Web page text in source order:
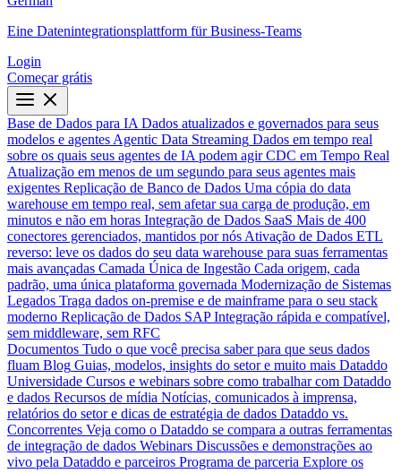
Eine Datenintegrationsplattform für Business-Teams
Login
Começar grátis
Base de Dados para IA Dados atualizados e governados para seus
modelos e agentes Agentic Data Streaming Dados em tempo real
sobre os quais seus agentes de IA podem agir CDC em Tempo Real
Atualização em menos de um segundo para seus agentes mais
exigentes Replicação de Banco de Dados Uma cópia do data
warehouse em tempo real, sem afetar sua carga de produção, em
minutos e não em horas Integração de Dados SaaS Mais de 400
conectores gerenciados, mantidos por nós Ativação de Dados ETL
reverso: leve os dados do seu data warehouse para suas ferramentas
mais avançadas Camada Única de Ingestão Cada origem, cada
padrão, uma única plataforma governada Modernização de Sistemas
Legados Traga dados on-premise e de mainframe para o seu stack
moderno Replicação de Dados SAP Integração rápida e compatível,
sem middleware, sem RFC
Documentos Tudo o que você precisa saber para que seus dados
fluam Blog Guias, modelos, insights do setor e muito mais Dataddo
Universidade Cursos e webinars sobre como trabalhar com Dataddo
e dados Recursos de mídia Notícias, comunicados à imprensa,
relatórios do setor e dicas de estratégia de dados Dataddo vs.
Concorrentes Veja como o Dataddo se compara a outras ferramentas
de integração de dados Webinars Discussões e demonstrações ao
vivo pela Dataddo e parceiros Programa de parceria Explore os